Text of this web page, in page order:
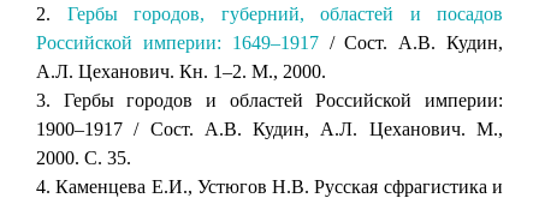
2. Гербы городов, губерний, областей и посадов
Российской империи: 1649–1917/ Сост. А.В. Кудин,
А.Л. Цеханович. Кн. 1–2. М., 2000.
3. Гербы городов и областей Российской империи:
1900–1917 / Сост. А.В. Кудин, А.Л. Цеханович. М.,
2000. С. 35.
4. Каменцева Е.И., Устюгов Н.В. Русская сфрагистика и